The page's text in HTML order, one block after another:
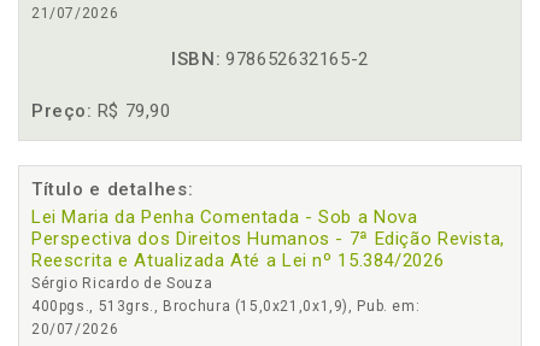
21/07/2026
ISBN: 978652632165-2
Preço: R$ 79,90
Título e detalhes:
Lei Maria da Penha Comentada - Sob a Nova
Perspectiva dos Direitos Humanos - 7ª Edição Revista,
Reescrita e Atualizada Até a Lei nº 15.384/2026
Sérgio Ricardo de Souza
400pgs., 513grs., Brochura (15,0x21,0x1,9), Pub. em:
20/07/2026